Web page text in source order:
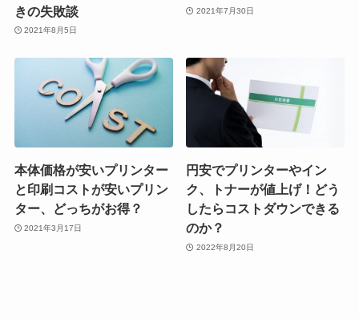
きの失敗談
2021年8月5日
2021年7月30日
本体価格が安いプリンター
と印刷コストが安いプリン
ター、どっちがお得？
2021年3月17日
円安でプリンターやイン
ク、トナーが値上げ！どう
したらコストダウンできる
のか？
2022年8月20日